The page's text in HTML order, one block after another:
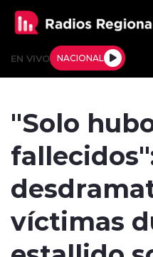
EN VIVO NACIONAL
Deportes
Internacional
"Solo
víctimas